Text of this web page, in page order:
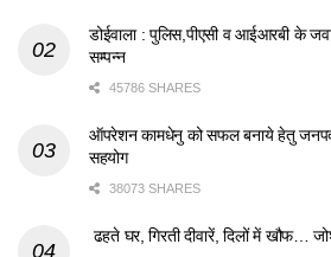
डोईवाला : पुलिस,पीएसी व आईआरबी के
सम्पन्न
45786 SHARES
ऑपरेशन कामधेनु को सफल बनाये हेतु जनपद
सहयोग
38073 SHARES
ढहते घर, गिरती दीवारें, दिलों में खौफ…